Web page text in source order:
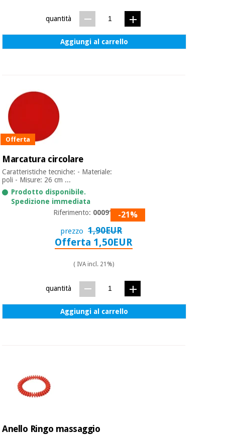
e
Veterinario
Ortopedia
Strumenti
chirurgici
(liquidazione)
dei
pilates
Sport
giochi
Armadi
sanitari
(liquidazione)
quantità
Aggiungi al carrello
Offerta
Marcatura circolare
Caratteristiche tecniche: - Materiale:
poli - Misure: 26 cm ...
Prodotto disponibile.
Spedizione immediata
Riferimento: 0009196-21%
prezzo 1,90EUR
Offerta 1,50EUR
( IVA incl. 21%)
quantità
Aggiungi al carrello
Anello Ringo massaggio